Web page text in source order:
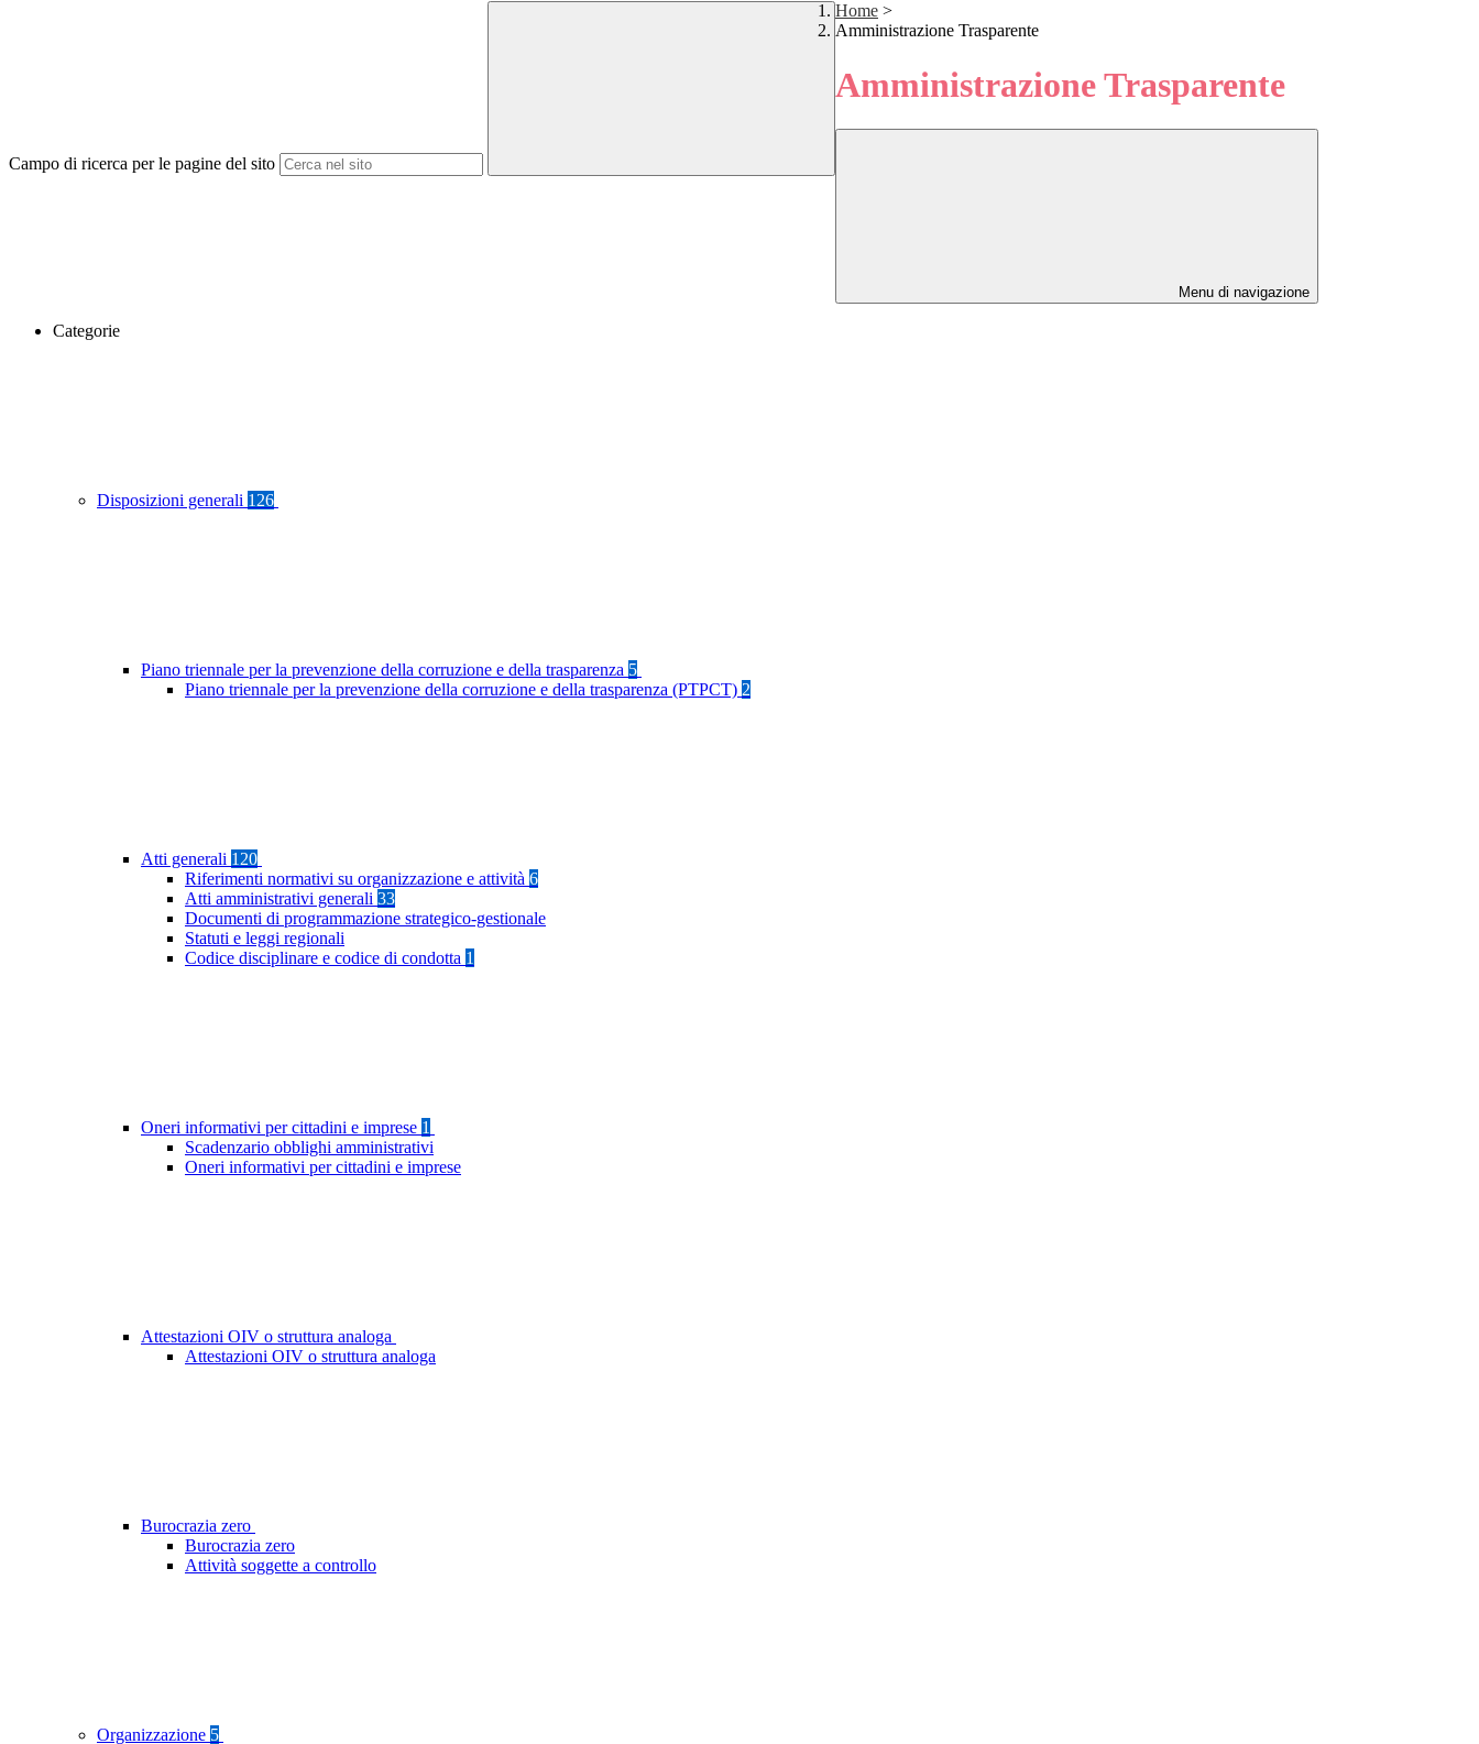
Campo di ricerca per le pagine del sito
Home >
Amministrazione Trasparente
Amministrazione Trasparente
Menu di navigazione
Categorie
Disposizioni generali 126
Piano triennale per la prevenzione della corruzione e della trasparenza 5
Piano triennale per la prevenzione della corruzione e della trasparenza (PTPCT) 2
Atti generali 120
Riferimenti normativi su organizzazione e attività 6
Atti amministrativi generali 33
Documenti di programmazione strategico-gestionale
Statuti e leggi regionali
Codice disciplinare e codice di condotta 1
Oneri informativi per cittadini e imprese 1
Scadenzario obblighi amministrativi
Oneri informativi per cittadini e imprese
Attestazioni OIV o struttura analoga
Attestazioni OIV o struttura analoga
Burocrazia zero
Burocrazia zero
Attività soggette a controllo
Organizzazione 5